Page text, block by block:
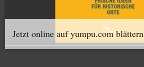
Jetzt online auf yumpu.com blättern